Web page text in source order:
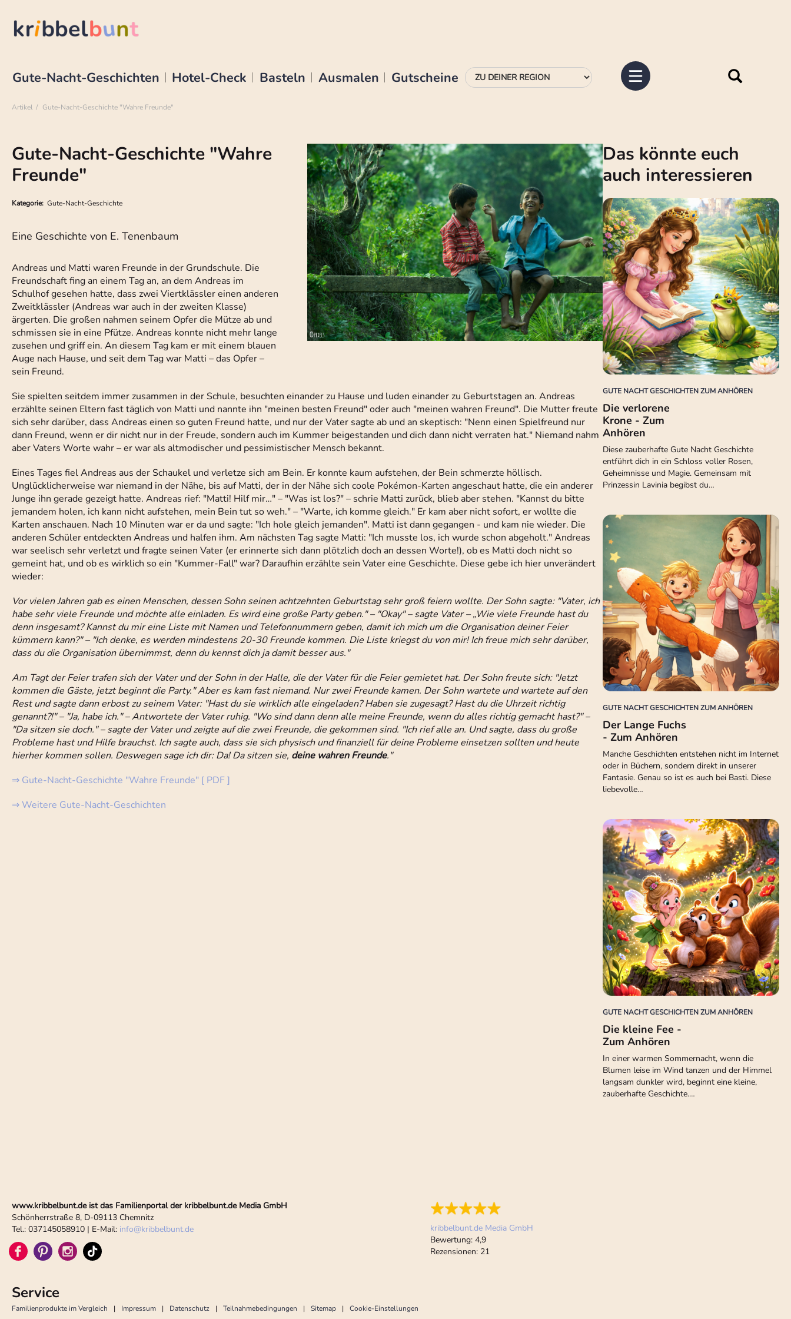
Gute-Nacht-Geschichten Hotel-Check Basteln Ausmalen Gutscheine
Artikel Gute-Nacht-Geschichte "Wahre Freunde"
Gute-Nacht-Geschichte "Wahre
Freunde"
Kategorie: Gute-Nacht-Geschichte
Eine Geschichte von E. Tenenbaum
Andreas und Matti waren Freunde in der Grundschule. Die
Freundschaft fing an einem Tag an, an dem Andreas im
Schulhof gesehen hatte, dass zwei Viertklässler einen anderen
Zweitklässler (Andreas war auch in der zweiten Klasse)
ärgerten. Die großen nahmen seinem Opfer die Mütze ab und
schmissen sie in eine Pfütze. Andreas konnte nicht mehr lange
zusehen und griff ein. An diesem Tag kam er mit einem blauen
Auge nach Hause, und seit dem Tag war Matti – das Opfer –
sein Freund.
Sie spielten seitdem immer zusammen in der Schule, besuchten einander zu Hause und luden einander zu Geburtstagen an. Andreas
erzählte seinen Eltern fast täglich von Matti und nannte ihn "meinen besten Freund" oder auch "meinen wahren Freund". Die Mutter freute
sich sehr darüber, dass Andreas einen so guten Freund hatte, und nur der Vater sagte ab und an skeptisch: "Nenn einen Spielfreund nur
dann Freund, wenn er dir nicht nur in der Freude, sondern auch im Kummer beigestanden und dich dann nicht verraten hat." Niemand nahm
aber Vaters Worte wahr – er war als altmodischer und pessimistischer Mensch bekannt.
Eines Tages fiel Andreas aus der Schaukel und verletze sich am Bein. Er konnte kaum aufstehen, der Bein schmerzte höllisch.
Unglücklicherweise war niemand in der Nähe, bis auf Matti, der in der Nähe sich coole Pokémon-Karten angeschaut hatte, die ein anderer
Junge ihn gerade gezeigt hatte. Andreas rief: "Matti! Hilf mir…" – "Was ist los?" – schrie Matti zurück, blieb aber stehen. "Kannst du bitte
jemandem holen, ich kann nicht aufstehen, mein Bein tut so weh." – "Warte, ich komme gleich." Er kam aber nicht sofort, er wollte die
Karten anschauen. Nach 10 Minuten war er da und sagte: "Ich hole gleich jemanden". Matti ist dann gegangen - und kam nie wieder. Die
anderen Schüler entdeckten Andreas und halfen ihm. Am nächsten Tag sagte Matti: "Ich musste los, ich wurde schon abgeholt." Andreas
war seelisch sehr verletzt und fragte seinen Vater (er erinnerte sich dann plötzlich doch an dessen Worte!), ob es Matti doch nicht so
gemeint hat, und ob es wirklich so ein "Kummer-Fall" war? Daraufhin erzählte sein Vater eine Geschichte. Diese gebe ich hier unverändert
wieder:
Vor vielen Jahren gab es einen Menschen, dessen Sohn seinen achtzehnten Geburtstag sehr groß feiern wollte. Der Sohn sagte: "Vater, ich
habe sehr viele Freunde und möchte alle einladen. Es wird eine große Party geben." – "Okay" – sagte Vater – „Wie viele Freunde hast du
denn insgesamt? Kannst du mir eine Liste mit Namen und Telefonnummern geben, damit ich mich um die Organisation deiner Feier
kümmern kann?" – "Ich denke, es werden mindestens 20-30 Freunde kommen. Die Liste kriegst du von mir! Ich freue mich sehr darüber,
dass du die Organisation übernimmst, denn du kennst dich ja damit besser aus."
Am Tagt der Feier trafen sich der Vater und der Sohn in der Halle, die der Vater für die Feier gemietet hat. Der Sohn freute sich: "Jetzt
kommen die Gäste, jetzt beginnt die Party." Aber es kam fast niemand. Nur zwei Freunde kamen. Der Sohn wartete und wartete auf den
Rest und sagte dann erbost zu seinem Vater: "Hast du sie wirklich alle eingeladen? Haben sie zugesagt? Hast du die Uhrzeit richtig
genannt?!" – "Ja, habe ich." – Antwortete der Vater ruhig. "Wo sind dann denn alle meine Freunde, wenn du alles richtig gemacht hast?" –
"Da sitzen sie doch." – sagte der Vater und zeigte auf die zwei Freunde, die gekommen sind. "Ich rief alle an. Und sagte, dass du große
Probleme hast und Hilfe brauchst. Ich sagte auch, dass sie sich physisch und finanziell für deine Probleme einsetzen sollten und heute
hierher kommen sollen. Deswegen sage ich dir: Da! Da sitzen sie, deine wahren Freunde."
⇒ Gute-Nacht-Geschichte "Wahre Freunde" [ PDF ]
⇒Weitere Gute-Nacht-Geschichten
Das könnte euch
auch interessieren
GUTE NACHT GESCHICHTEN ZUM ANHÖREN
Die verlorene
Krone - Zum
Anhören
Diese zauberhafte Gute Nacht Geschichte
entführt dich in ein Schloss voller Rosen,
Geheimnisse und Magie. Gemeinsam mit
Prinzessin Lavinia begibst du…
GUTE NACHT GESCHICHTEN ZUM ANHÖREN
Der Lange Fuchs
- Zum Anhören
Manche Geschichten entstehen nicht im Internet
oder in Büchern, sondern direkt in unserer
Fantasie. Genau so ist es auch bei Basti. Diese
liebevolle…
GUTE NACHT GESCHICHTEN ZUM ANHÖREN
Die kleine Fee -
Zum Anhören
In einer warmen Sommernacht, wenn die
Blumen leise im Wind tanzen und der Himmel
langsam dunkler wird, beginnt eine kleine,
zauberhafte Geschichte.…
www.kribbelbunt.de ist das Familienportal der kribbelbunt.de Media GmbH
Schönherrstraße 8, D-09113 Chemnitz
Tel.: 037145058910 | E-Mail: info@kribbelbunt.de
Service
Familienprodukte im Vergleich Impressum Datenschutz Teilnahmebedingungen Sitemap Cookie-Einstellungen
kribbelbunt.de Media GmbH
Bewertung: 4,9
Rezensionen: 21